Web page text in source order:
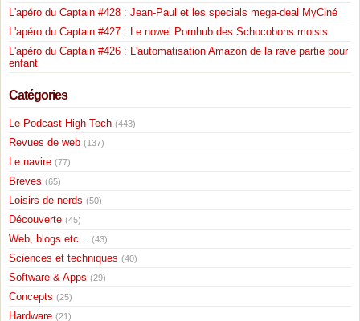
L'apéro du Captain #428 : Jean-Paul et les specials mega-deal MyCiné
L'apéro du Captain #427 : Le nowel Pornhub des Schocobons moisis
L'apéro du Captain #426 : L'automatisation Amazon de la rave partie pour
enfant
Catégories
Le Podcast High Tech (443)
Revues de web (137)
Le navire (77)
Breves (65)
Loisirs de nerds (50)
Découverte (45)
Web, blogs etc... (43)
Sciences et techniques (40)
Software & Apps (29)
Concepts (25)
Hardware (21)